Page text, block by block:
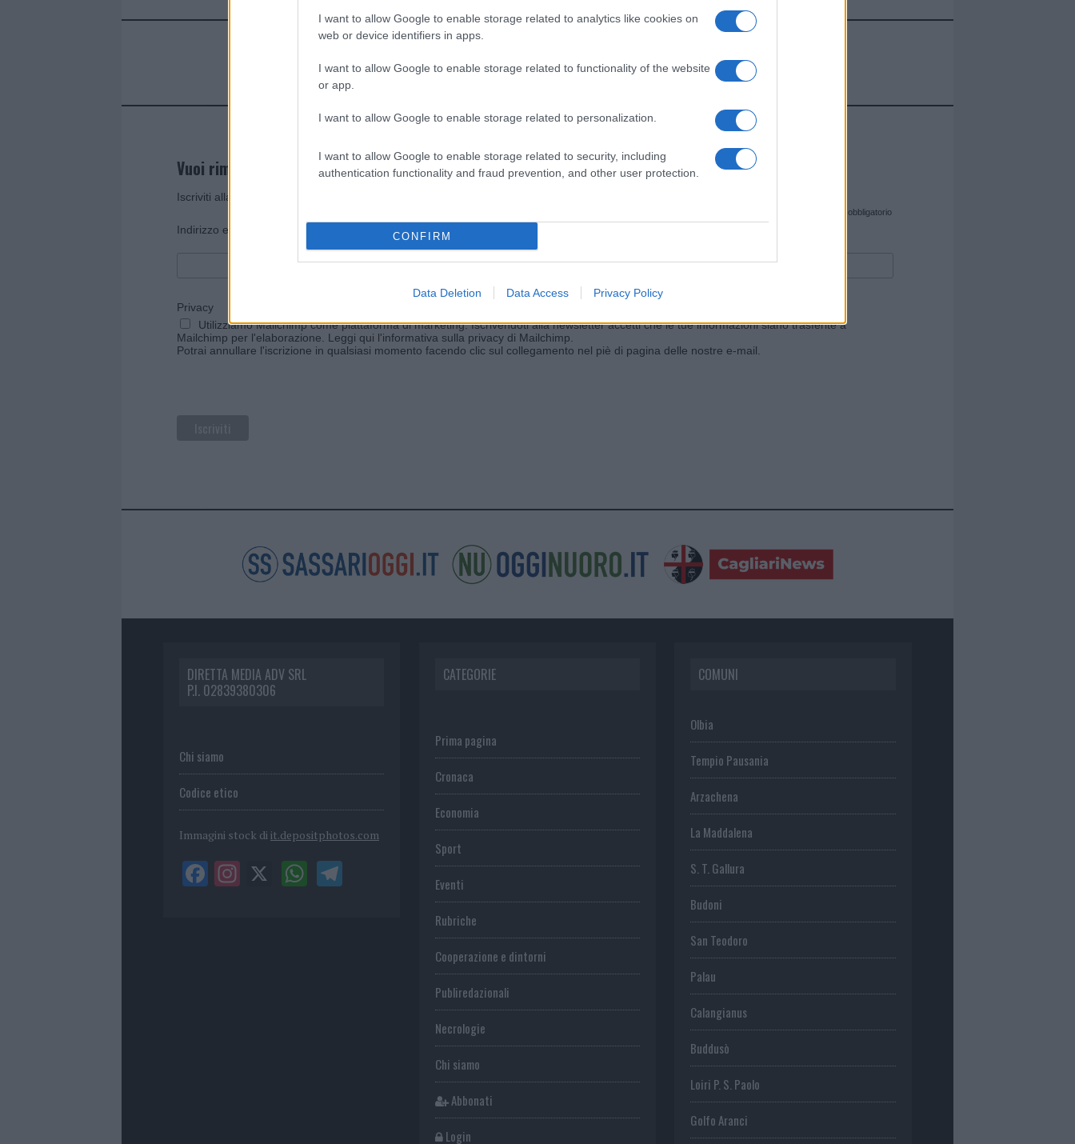
I want to allow Google to enable storage related to analytics like cookies on
web or device identifiers in apps.
I want to allow Google to enable storage related to functionality of the website
or app.
I want to allow Google to enable storage related to personalization.
I want to allow Google to enable storage related to security, including
authentication functionality and fraud prevention, and other user protection.
CONFIRM
Data Deletion Data Access Privacy Policy
Invia un Comunicato Stampa |Pubblicità| Segnala
Vuoi rimanere sempre aggiornato?
Iscriviti alla newsletter di Gallura Oggi e ricevi le nostre email periodiche contenenti le ultime notizie pubblicate sul sito web!
campo obbligatorio
Indirizzo email
Privacy
Utilizziamo Mailchimp come piattaforma di marketing. Iscrivendoti alla newsletter accetti che le tue informazioni siano trasferite a
Mailchimp per l'elaborazione. Leggi qui l'informativa sulla privacy di Mailchimp
Potrai annullare l'iscrizione in qualsiasi momento facendo clic sul collegamento nel piè di pagina delle nostre e-mail.
DIRETTA MEDIA ADV SRL
P.I. 02839380306
Chi siamo
Codice etico
Immagini stock di it.depositphotos.com
CATEGORIE
Prima pagina
Cronaca
Economia
Sport
Eventi
Rubriche
Cooperazione e dintorni
Publiredazionali
Necrologie
Chi siamo
Abbonati
Login
COMUNI
Olbia
Tempio Pausania
Arzachena
La Maddalena
S. T. Gallura
Budoni
San Teodoro
Palau
Calangianus
Buddusò
Loiri P. S. Paolo
Golfo Aranci